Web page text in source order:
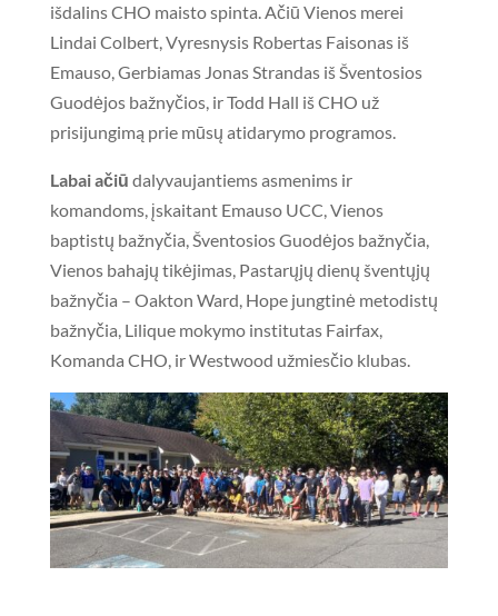
išdalins CHO maisto spinta. Ačiū Vienos merei
Lindai Colbert, Vyresnysis Robertas Faisonas iš
Emauso, Gerbiamas Jonas Strandas iš Šventosios
Guodėjos bažnyčios, ir Todd Hall iš CHO už
prisijungimą prie mūsų atidarymo programos.
Labai ačiū dalyvaujantiems asmenims ir
komandoms, įskaitant Emauso UCC, Vienos
baptistų bažnyčia, Šventosios Guodėjos bažnyčia,
Vienos bahajų tikėjimas, Pastarųjų dienų šventųjų
bažnyčia – Oakton Ward, Hope jungtinė metodistų
bažnyčia, Lilique mokymo institutas Fairfax,
Komanda CHO, ir Westwood užmiesčio klubas.